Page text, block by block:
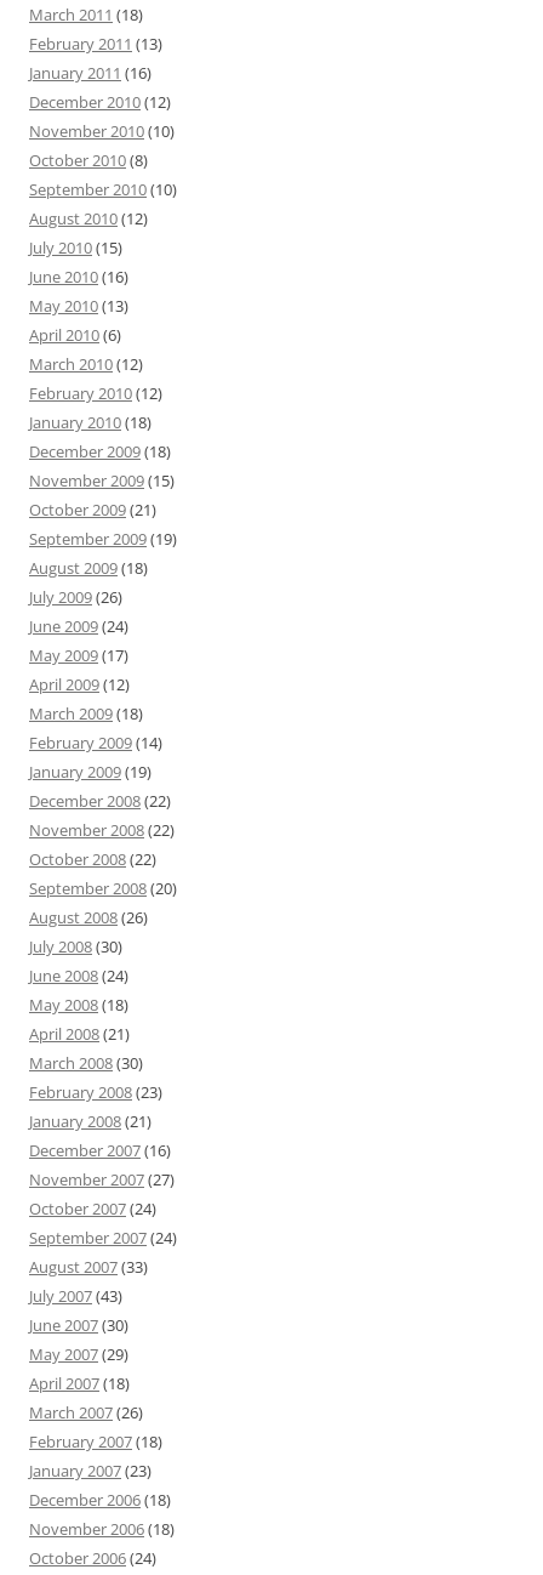
March 2011 (18)
February 2011 (13)
January 2011 (16)
December 2010(12)
November 2010(10)
October 2010(8)
September 2010(10)
August 2010(12)
July 2010(15)
June 2010(16)
May 2010(13)
April 2010(6)
March 2010(12)
February 2010(12)
January 2010(18)
December 2009(18)
November 2009(15)
October 2009(21)
September 2009(19)
August 2009(18)
July 2009(26)
June 2009(24)
May 2009(17)
April 2009(12)
March 2009(18)
February 2009(14)
January 2009(19)
December 2008(22)
November 2008(22)
October 2008(22)
September 2008(20)
August 2008(26)
July 2008(30)
June 2008(24)
May 2008(18)
April 2008(21)
March 2008(30)
February 2008(23)
January 2008(21)
December 2007(16)
November 2007(27)
October 2007(24)
September 2007(24)
August 2007(33)
July 2007(43)
June 2007(30)
May 2007(29)
April 2007(18)
March 2007(26)
February 2007(18)
January 2007(23)
December 2006(18)
November 2006(18)
October 2006(24)